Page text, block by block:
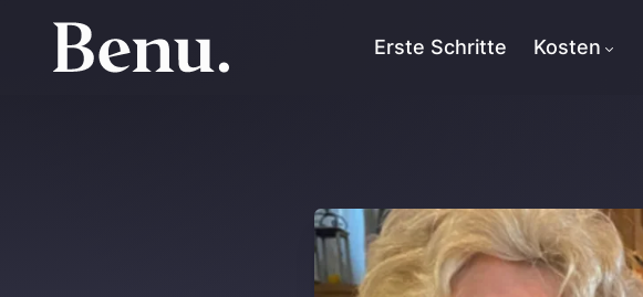
Erste Schritte Kosten